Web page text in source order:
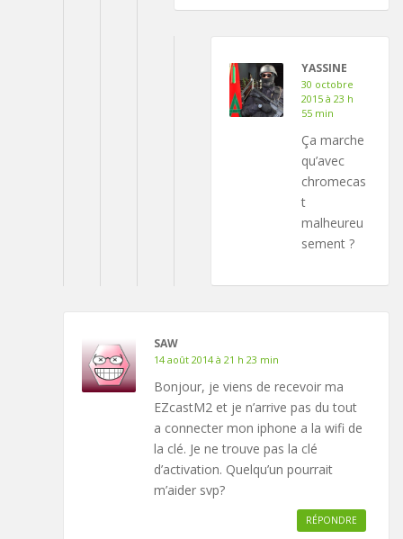
YASSINE
30 octobre
2015 à 23 h
55 min
Ça marche
qu’avec
chromecas
t
malheureu
sement ?
SAW
14 août 2014 à 21 h 23 min
Bonjour, je viens de recevoir ma
EZcastM2 et je n’arrive pas du tout
a connecter mon iphone a la wifi de
la clé. Je ne trouve pas la clé
d’activation. Quelqu’un pourrait
m’aider svp?
RÉPONDRE